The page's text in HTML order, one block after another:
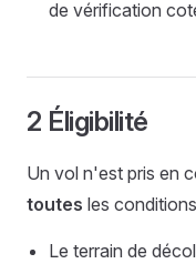
de vérification
2 Éligibilité
Un vol n'est pris en
toutes les
Le terrain de